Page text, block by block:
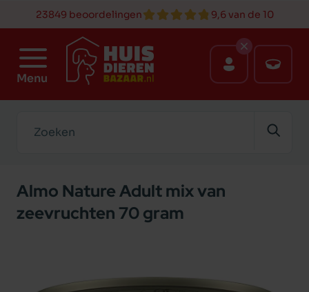
23849 beoordelingen 9,6 van de 10
Menu
Almo Nature Adult mix van
zeevruchten 70 gram